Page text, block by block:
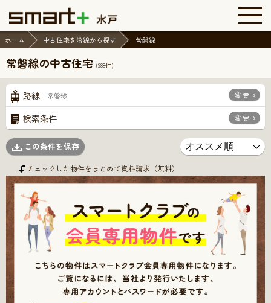
ホーム 中古住宅を沿線から探す 常磐線
常磐線の中古住宅 (988件)
路線 常磐線 変更
検索条件 変更
この条件を保存
チェックした物件をまとめて資料請求（無料）